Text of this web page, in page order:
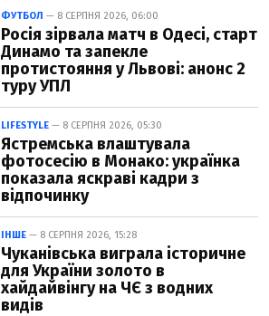
ФУТБОЛ — 8 СЕРПНЯ 2026, 06:00
Росія зірвала матч в Одесі, старт
Динамо та запекле
протистояння у Львові: анонс 2
туру УПЛ
LIFESTYLE — 8 СЕРПНЯ 2026, 05:30
Ястремська влаштувала
фотосесію в Монако: українка
показала яскраві кадри з
відпочинку
ІНШЕ — 8 СЕРПНЯ 2026, 15:28
Чуканівська виграла історичне
для України золото в
хайдайвінгу на ЧЄ з водних
видів